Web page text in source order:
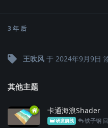
3 年 后
王吹风 于 2024年9月9日
其他主题
卡通海浪Shader
研发前线 铁子钢